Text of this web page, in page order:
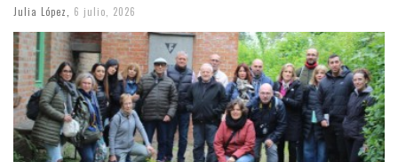
Julia López 6 julio, 2026